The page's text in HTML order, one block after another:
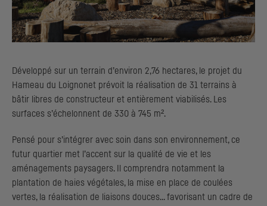
Développé sur un terrain d’environ 2,76 hectares, le projet du
Hameau du Loignonet prévoit la réalisation de 31 terrains à
bâtir libres de constructeur et entièrement viabilisés. Les
surfaces s’échelonnent de 330 à 745 m².
Pensé pour s’intégrer avec soin dans son environnement, ce
futur quartier met l’accent sur la qualité de vie et les
aménagements paysagers. Il comprendra notamment la
plantation de haies végétales, la mise en place de coulées
vertes, la réalisation de liaisons douces… favorisant un cadre de